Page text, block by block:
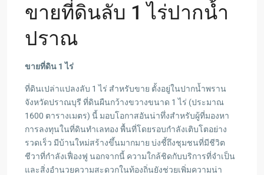
ขายที่ดินลับ 1 ไร่ปากน้ำ
ปราณ
ขายที่ดิน 1 ไร่
ที่ดินเปล่าแปลงลับ 1 ไร่ สำหรับขาย ตั้งอยู่ในปากน้ำพราน
จังหวัดปราณบุรี ที่ดินผืนกว้างขวางขนาด 1 ไร่ (ประมาณ
1600 ตารางเมตร) นี้ มอบโอกาสอันน่าทึ่งสำหรับผู้ที่มองหา
การลงทุนในที่ดินทำเลทอง พื้นที่โดยรอบกำลังเติบโตอย่าง
รวดเร็ว มีบ้านใหม่สร้างขึ้นมากมาย บ่งชี้ถึงชุมชนที่มีชีวิต
ชีวาที่กำลังเฟื่องฟู นอกจากนี้ ความใกล้ชิดกับบริการที่จำเป็น
และสิ่งอำนวยความสะดวกในท้องถิ่นยังช่วยเพิ่มความน่า